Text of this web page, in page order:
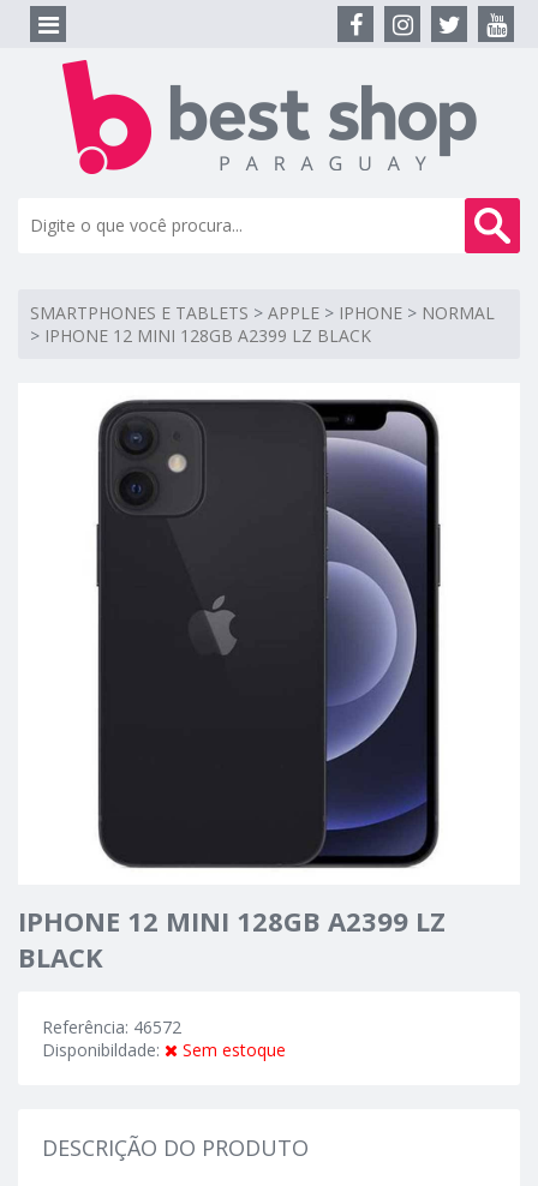
SMARTPHONES E TABLETS > APPLE > IPHONE > NORMAL
> IPHONE 12 MINI 128GB A2399 LZ BLACK
IPHONE 12 MINI 128GB A2399 LZ
BLACK
Referência: 46572
Disponibildade:
Sem estoque
DESCRIÇÃO DO PRODUTO